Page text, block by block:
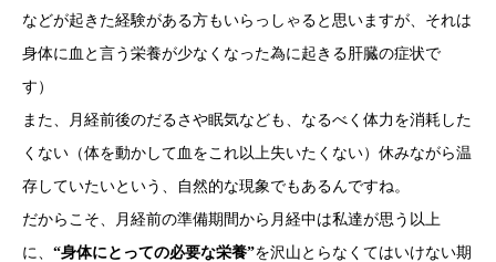
などが起きた経験がある方もいらっしゃると思いますが、それは
身体に血と言う栄養が少なくなった為に起きる肝臓の症状で
す）
また、月経前後のだるさや眠気なども、なるべく体力を消耗した
くない（体を動かして血をこれ以上失いたくない）休みながら温
存していたいという、自然的な現象でもあるんですね。
だからこそ、月経前の準備期間から月経中は私達が思う以上
に、 “身体にとっての必要な栄養”を沢山とらなくてはいけない期